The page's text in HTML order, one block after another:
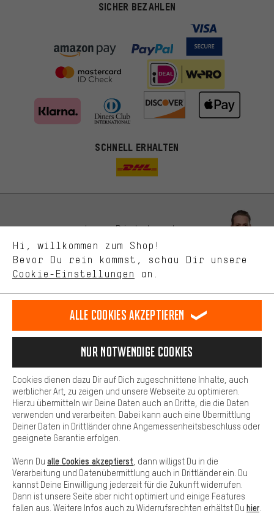
SICHER BEZAHLEN
SCHNELL ERHALTEN
Lass Dich beraten
Terminbuchung
Kontaktformular
Unsere Datenschutzerklärung
Sprache"
Deutsch english español français
VERTRAG WIDERRUFEN Aachener Community Affiliateprogramm
Impressum Datenschutz Allgemeine Geschäftsbedingungen
Cookie-Einstellungen Kontrast ändern
Alle Preise verstehen sich in Euro und exkl. MwSt zuzüglich
Versandkosten für Lieferung nachUSA.
Hi, willkommen zum Shop!
Bevor Du rein kommst, schau Dir unsere
Cookie-Einstellungen an.
Du bekommst, statt zufälliger Werbung, genauer passende
Angebote von uns. Diese Cookies helfen uns, Deine Interessen
besser zu erkennen und Dir relevante Produkte und Tipps zu
Uns interessiert, was Du in unserem Shop suchst und brauchst.
selbst Einfluss auf die Verbesserung unserer Webseite und
unseres Shop-Angebots.
Dein Shopping-Erlebnis wird komfortabler. Mit Komfort-Cookies
stellen wir Verknüpfungen zu Social Media Plattformen her. So
können wir dir weitere nützliche Inhalte und Informationen zur
Verfügung stellen. Zudem hast du die Möglichkeit zusätzliche
Services zu nutzen, die es dir erleichtern die richtigen Produkte zu
finden. Beispielsweise bieten wir eine Chat-Funktion an, damit
Fragen schnell und unkompliziert beantwortet werden können.
Basis
Basis-Cookies gewährleisten, dass Du unsere Webseite
grundsätzlich nutzen kannst.
Alle Cookies akzeptieren
Nur Notwendige Cookies
Cookies dienen dazu Dir auf Dich zugeschnittene Inhalte, auch
werblicher Art, zu zeigen und unsere Webseite zu optimieren.
Hierzu übermitteln wir Deine Daten auch an Dritte, die die Daten
verwenden und verarbeiten. Dabei kann auch eine Übermittlung
Deiner Daten in Drittländer ohne Angemessenheitsbeschluss oder
geeignete Garantie erfolgen.
Wenn Du alle Cookies akzeptierst , dann willigst Du in die
Verarbeitung und Datenübermittlung auch in Drittländer ein. Du
kannst Deine Einwilligung jederzeit für die Zukunft widerrufen.
Dann ist unsere Seite aber nicht optimiert und einige Features
fallen aus. Weitere Infos auch zu Widerrufsrechten erhältst Du hier